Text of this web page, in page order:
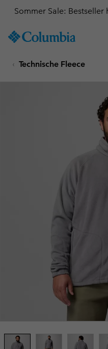
TO
SKIP
Sommer Sale: Bestseller
Technische Fleece